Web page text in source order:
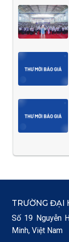
TRƯỜNG ĐẠI
Số 19 Nguyễn
Minh, Việt Nam